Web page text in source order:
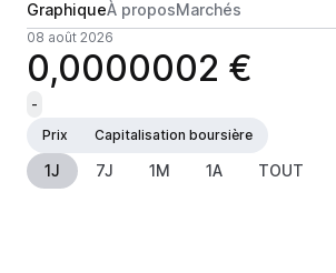
GraphiqueÀ proposMarchés
08 août 2026
0,0000002 €
-
Prix
Capitalisation boursière
1J 7J 1M 1A TOUT